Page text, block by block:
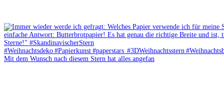
Mit dem Wunsch nach diesem Stern hat alles angefan